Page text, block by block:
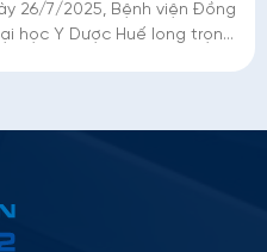
26/7/2025, Bệnh viện Đồng
học Y Dược Huế long trọng